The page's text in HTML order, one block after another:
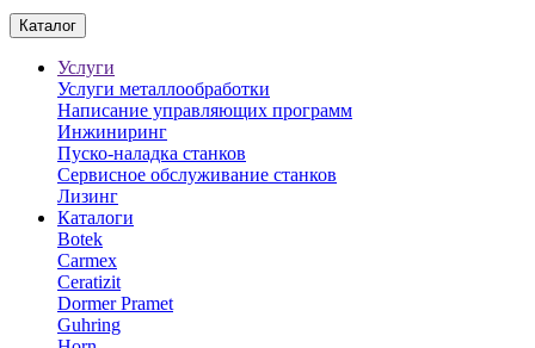
Каталог
Услуги
Услуги металлообработки
Написание управляющих программ
Инжиниринг
Пуско-наладка станков
Сервисное обслуживание станков
Лизинг
Каталоги
Botek
Carmex
Ceratizit
Dormer Pramet
Guhring